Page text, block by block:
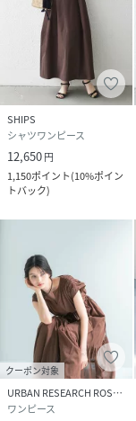
SHIPS
シャツワンピース
12,650円
1,150ポイント(10%ポイン
トバック)
クーポン対象
URBAN RESEARCH ROSSO
ワンピース